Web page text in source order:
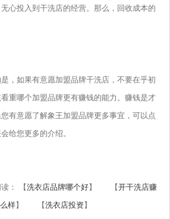
心投入到干洗店的经营。那么，回收成本的
如果有意愿加盟品牌干洗店，不要在乎初
重哪个加盟品牌更有赚钱的能力。赚钱是才
有意愿了解象王加盟品牌更多事宜，可以点
给您更多的介绍。
： 【洗衣店品牌哪个好】 【开干洗店赚
样】 【洗衣店投资 】